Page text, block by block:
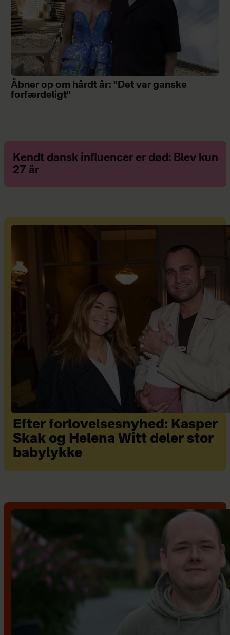
Åbner op om hårdt år: "Det var ganske
forfærdeligt"
Kendt dansk influencer er død: Blev kun
27 år
Efter forlovelsesnyhed: Kasper
Skak og Helena Witt deler stor
babylykke